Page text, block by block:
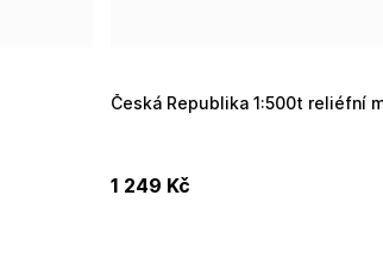
Česká Republika 1:500t reliéfní
1 249 Kč